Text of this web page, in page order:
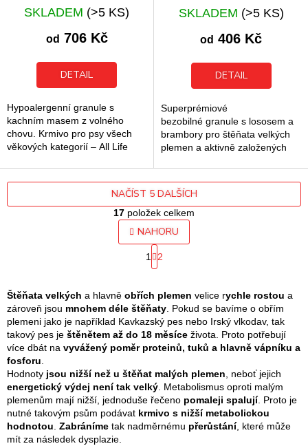
Průměrné
hodnocení
produktu
je
z
SKLADEM (>5 KS)
od 706 Kč
DETAIL
Hypoalergenní granule s
kachním masem z volného
chovu. Krmivo pro psy všech
věkových kategorií – All Life
Průměrné
hodnocení
produktu
je
z
SKLADEM (>5 KS)
od 406 Kč
DETAIL
Superprémiové
bezobilné granule s lososem a
brambory pro štěňata velkých
plemen a aktivně založených
O
v
l
á
a
c
í
p
r
k
y
v
ý
p
NAČÍST 5 DALŠÍCH
S
t
r
n
k
o
v
á
n
1 2
17 položek celkem
NAHORU
Štěňata velkých a hlavně obřích plemen velice rychle rostou a
zároveň jsou mnohem déle štěňaty . Pokud se bavíme o obřím
plemeni jako je například Kavkazský pes nebo Irský vlkodav, tak
takový pes je štěnětem až do 18 měsíce života. Proto potřebují
více dbát na vyvážený poměr proteinů, tuků a hlavně vápníku a
fosforu
Hodnoty jsou nižší než u štěňat malých plemen , neboť jejich
energetický výdej není tak velký . Metabolismus oproti malým
plemenům mají nižší, jednoduše řečeno pomaleji spalují. Proto je
nutné takovým psům podávat krmivo s nižší metabolickou
hodnotou Zabráníme tak nadměrnému přerůstání, které může
mít za následek dysplazie.